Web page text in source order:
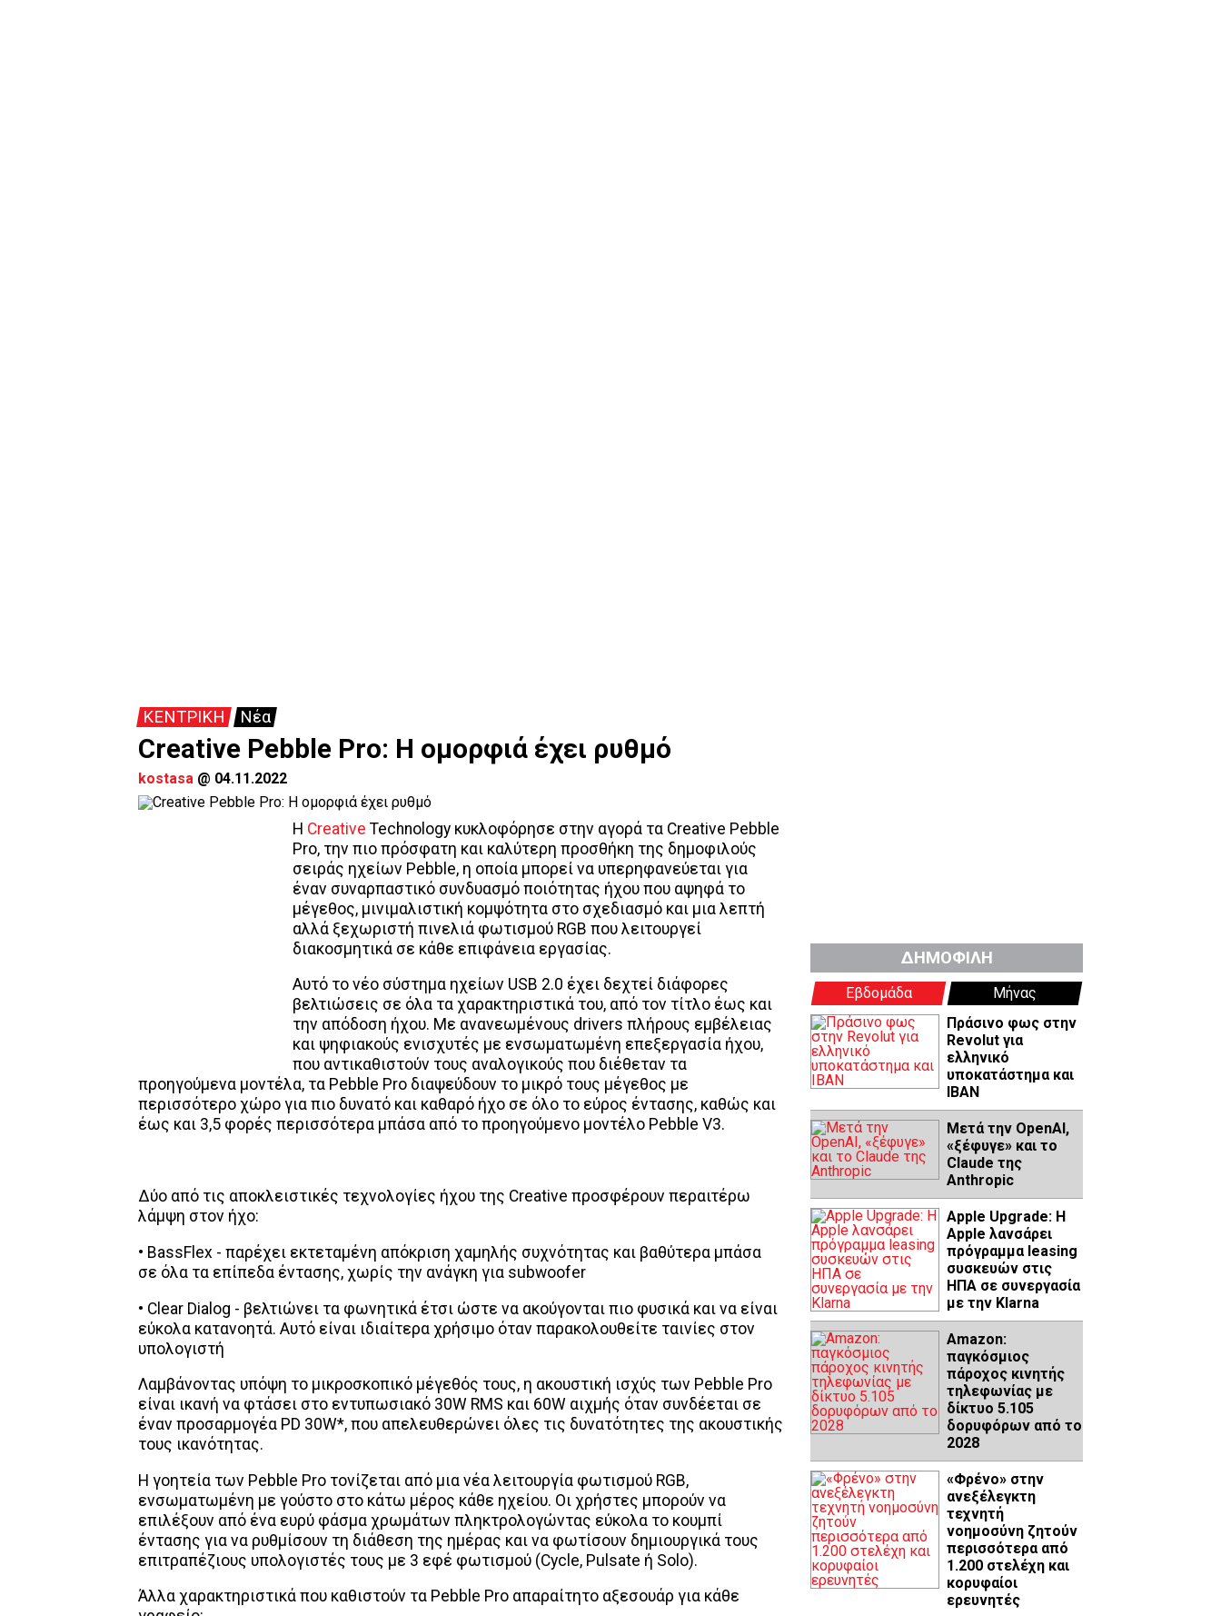
ΚΕΝΤΡΙΚΗ Νέα
Creative Pebble Pro: Η oμορφιά έχει ρυθμό
kostasa @ 04.11.2022
Η Creative Technology κυκλοφόρησε στην αγορά τα Creative Pebble
Pro, την πιο πρόσφατη και καλύτερη προσθήκη της δημοφιλούς
σειράς ηχείων Pebble, η οποία μπορεί να υπερηφανεύεται για
έναν συναρπαστικό συνδυασμό ποιότητας ήχου που αψηφά το
μέγεθος, μινιμαλιστική κομψότητα στο σχεδιασμό και μια λεπτή
αλλά ξεχωριστή πινελιά φωτισμού RGB που λειτουργεί
διακοσμητικά σε κάθε επιφάνεια εργασίας.
Αυτό το νέο σύστημα ηχείων USB 2.0 έχει δεχτεί διάφορες
βελτιώσεις σε όλα τα χαρακτηριστικά του, από τον τίτλο έως και
την απόδοση ήχου. Με ανανεωμένους drivers πλήρους εμβέλειας
και ψηφιακούς ενισχυτές με ενσωματωμένη επεξεργασία ήχου,
που αντικαθιστούν τους αναλογικούς που διέθεταν τα
προηγούμενα μοντέλα, τα Pebble Pro διαψεύδουν το μικρό τους μέγεθος με
περισσότερο χώρο για πιο δυνατό και καθαρό ήχο σε όλο το εύρος έντασης, καθώς και
έως και 3,5 φορές περισσότερα μπάσα από το προηγούμενο μοντέλο Pebble V3.
Δύο από τις αποκλειστικές τεχνολογίες ήχου της Creative προσφέρουν περαιτέρω
λάμψη στον ήχο:
• BassFlex - παρέχει εκτεταμένη απόκριση χαμηλής συχνότητας και βαθύτερα μπάσα
σε όλα τα επίπεδα έντασης, χωρίς την ανάγκη για subwoofer
• Clear Dialog - βελτιώνει τα φωνητικά έτσι ώστε να ακούγονται πιο φυσικά και να είναι
εύκολα κατανοητά. Αυτό είναι ιδιαίτερα χρήσιμο όταν παρακολουθείτε ταινίες στον
υπολογιστή
Λαμβάνοντας υπόψη το μικροσκοπικό μέγεθός τους, η ακουστική ισχύς των Pebble Pro
είναι ικανή να φτάσει στο εντυπωσιακό 30W RMS και 60W αιχμής όταν συνδέεται σε
έναν προσαρμογέα PD 30W*, που απελευθερώνει όλες τις δυνατότητες της ακουστικής
τους ικανότητας.
Η γοητεία των Pebble Pro τονίζεται από μια νέα λειτουργία φωτισμού RGB,
ενσωματωμένη με γούστο στο κάτω μέρος κάθε ηχείου. Οι χρήστες μπορούν να
επιλέξουν από ένα ευρύ φάσμα χρωμάτων πληκτρολογώντας εύκολα το κουμπί
έντασης για να ρυθμίσουν τη διάθεση της ημέρας και να φωτίσουν δημιουργικά τους
επιτραπέζιους υπολογιστές τους με 3 εφέ φωτισμού (Cycle, Pulsate ή Solo).
Άλλα χαρακτηριστικά που καθιστούν τα Pebble Pro απαραίτητο αξεσουάρ για κάθε
ΔΗΜΟΦΙΛΗ
Εβδομάδα
Μήνας
Πράσινο φως στην
Revolut για
ελληνικό
υποκατάστημα και
IBAN
Μετά την OpenAI,
«ξέφυγε» και το
Claude της
Anthropic
Apple Upgrade: Η
Apple λανσάρει
πρόγραμμα leasing
συσκευών στις
ΗΠΑ σε συνεργασία
με την Klarna
Amazon:
παγκόσμιος
πάροχος κινητής
τηλεφωνίας με
δίκτυο 5.105
δορυφόρων από το
2028
«Φρένο» στην
ανεξέλεγκτη
τεχνητή
νοημοσύνη ζητούν
περισσότερα από
1.200 στελέχη και
κορυφαίοι
ερευνητές